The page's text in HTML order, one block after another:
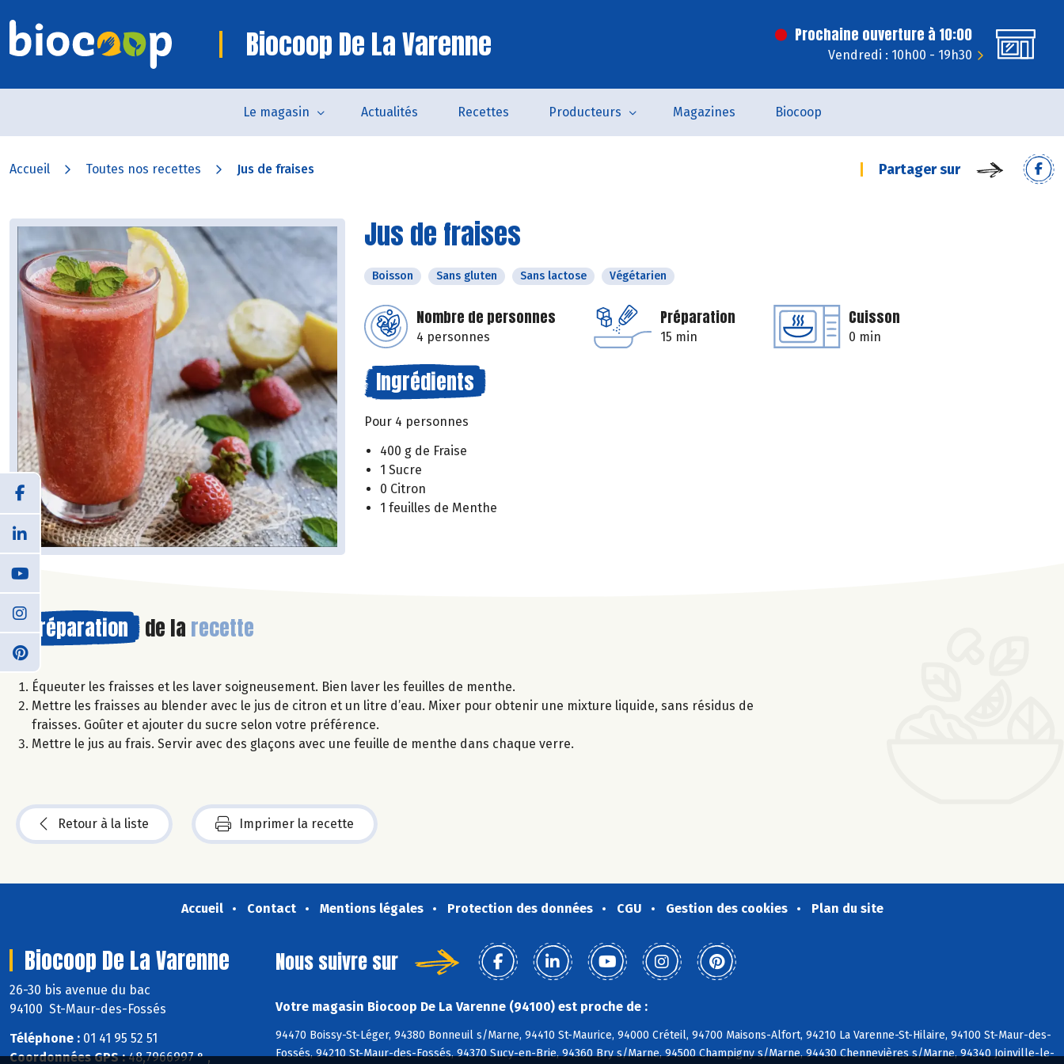
Biocoop De La Varenne Prochaine ouverture à 10:00
Vendredi : 10h00 - 19h30
Le magasin Actualités Recettes Producteurs Magazines Biocoop
Accueil Toutes nos recettes Jus de fraises Partager sur
Jus de fraises
Boisson Sans gluten Sans lactose Végétarien
Nombre de personnes
4 personnes
Préparation
15 min
Cuisson
0 min
Ingrédients
Pour 4 personnes
400 g de Fraise
1 Sucre
0 Citron
1 feuilles de Menthe
Préparation de la recette
Équeuter les fraisses et les laver soigneusement. Bien laver les feuilles de menthe.
Mettre les fraisses au blender avec le jus de citron et un litre d’eau. Mixer pour obtenir une mixture liquide, sans résidus de
fraisses. Goûter et ajouter du sucre selon votre préférence.
Mettre le jus au frais. Servir avec des glaçons avec une feuille de menthe dans chaque verre.
Retour à la liste Imprimer la recette
Accueil Contact Mentions légales Protection des données CGU Gestion des cookies Plan du site
Biocoop De La Varenne
26-30 bis avenue du bac
94100 St-Maur-des-Fossés
Téléphone : 01 41 95 52 51
Coordonnées GPS :48,7966997 ° ,
Nous suivre sur
Votre magasin Biocoop De La Varenne (94100) est proche de :
94470 Boissy-St-Léger, 94380 Bonneuil s/Marne, 94410 St-Maurice, 94000 Créteil, 94700 Maisons-Alfort, 94210 La Varenne-St-Hilaire, 94100 St-Maur-des-
Fossés, 94210 St-Maur-des-Fossés, 94370 Sucy-en-Brie, 94360 Bry s/Marne, 94500 Champigny s/Marne, 94430 Chennevières s/Marne, 94340 Joinville-le-